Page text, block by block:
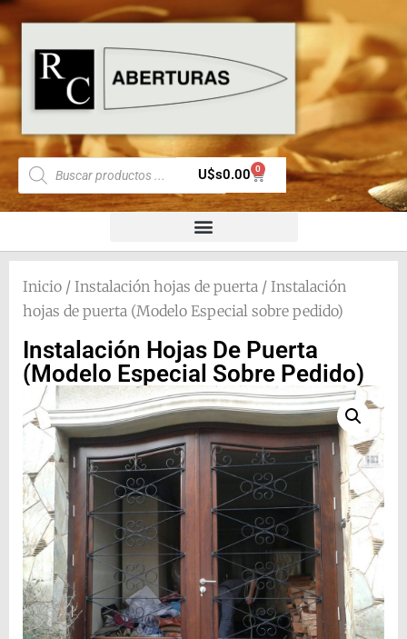
U$s0.00 0
Inicio / Instalación hojas de puerta / Instalación
hojas de puerta (Modelo Especial sobre pedido)
Instalación Hojas De Puerta
(Modelo Especial Sobre Pedido)